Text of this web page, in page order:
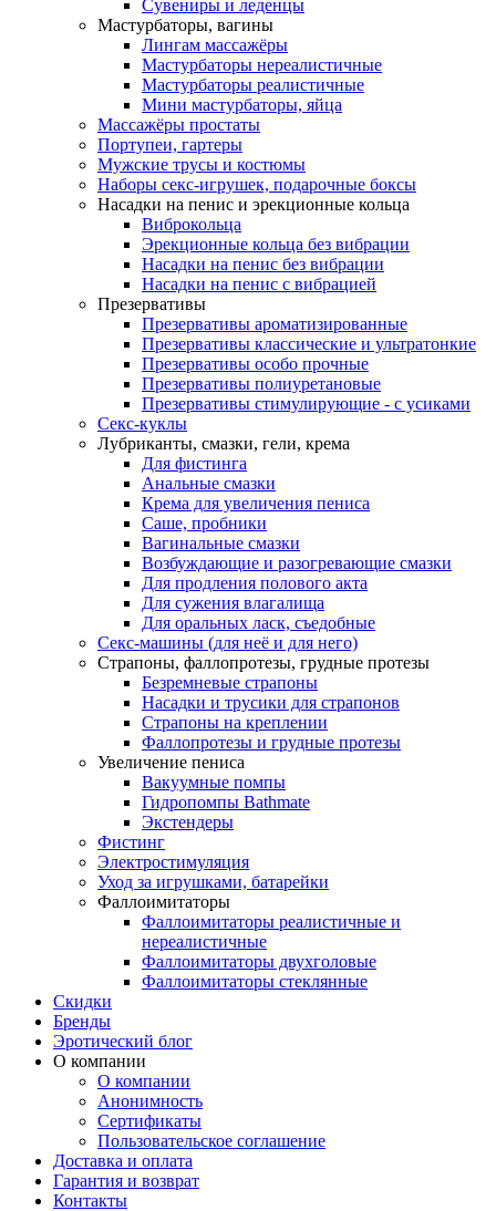
Сувениры и леденцы
Мастурбаторы, вагины
Лингам массажёры
Мастурбаторы нереалистичные
Мастурбаторы реалистичные
Мини мастурбаторы, яйца
Массажёры простаты
Портупеи, гартеры
Мужские трусы и костюмы
Наборы секс-игрушек, подарочные боксы
Насадки на пенис и эрекционные кольца
Виброкольца
Эрекционные кольца без вибрации
Насадки на пенис без вибрации
Насадки на пенис с вибрацией
Презервативы
Презервативы ароматизированные
Презервативы классические и ультратонкие
Презервативы особо прочные
Презервативы полиуретановые
Презервативы стимулирующие - с усиками
Секс-куклы
Лубриканты, смазки, гели, крема
Для фистинга
Анальные смазки
Крема для увеличения пениса
Саше, пробники
Вагинальные смазки
Возбуждающие и разогревающие смазки
Для продления полового акта
Для сужения влагалища
Для оральных ласк, съедобные
Секс-машины (для неё и для него)
Страпоны, фаллопротезы, грудные протезы
Безремневые страпоны
Насадки и трусики для страпонов
Страпоны на креплении
Фаллопротезы и грудные протезы
Увеличение пениса
Вакуумные помпы
Гидропомпы Bathmate
Экстендеры
Фистинг
Электростимуляция
Уход за игрушками, батарейки
Фаллоимитаторы
Фаллоимитаторы реалистичные и
нереалистичные
Фаллоимитаторы двухголовые
Фаллоимитаторы стеклянные
Скидки
Бренды
Эротический блог
О компании
О компании
Анонимность
Сертификаты
Пользовательское соглашение
Доставка и оплата
Гарантия и возврат
Контакты